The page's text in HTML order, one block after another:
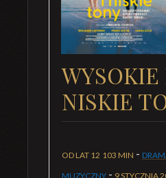
WYSOKIE
NISKIE
OD LAT 12 103 MIN -
MUZYCZNY - 9 STYCZNIA